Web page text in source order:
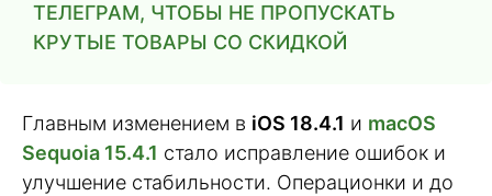
ТЕЛЕГРАМ, ЧТОБЫ НЕ ПРОПУСКАТЬ
КРУТЫЕ ТОВАРЫ СО СКИДКОЙ
Главным изменением в iOS 18.4.1 и macOS
Sequoia 15.4.1 стало исправление ошибок и
улучшение стабильности. Операционки и до